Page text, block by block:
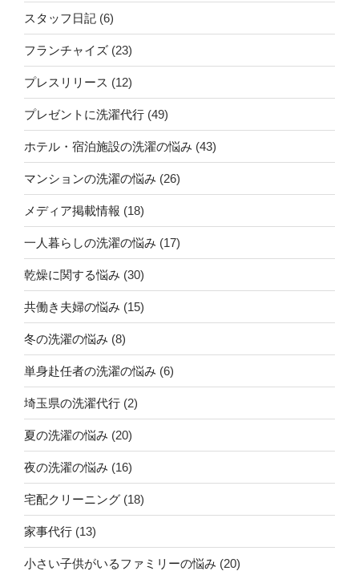
スタッフ日記 (6)
フランチャイズ (23)
プレスリリース (12)
プレゼントに洗濯代行 (49)
ホテル・宿泊施設の洗濯の悩み (43)
マンションの洗濯の悩み (26)
メディア掲載情報 (18)
一人暮らしの洗濯の悩み (17)
乾燥に関する悩み (30)
共働き夫婦の悩み (15)
冬の洗濯の悩み (8)
単身赴任者の洗濯の悩み (6)
埼玉県の洗濯代行 (2)
夏の洗濯の悩み (20)
夜の洗濯の悩み (16)
宅配クリーニング (18)
家事代行 (13)
小さい子供がいるファミリーの悩み (20)